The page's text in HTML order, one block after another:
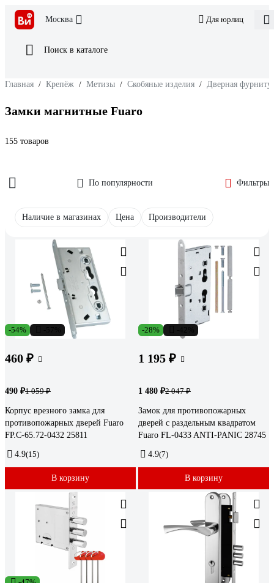
Москва Для юрлиц
Поиск в каталоге
Главная / Крепёж / Метизы / Скобяные изделия / Дверная
Замки магнитные Fuaro
155 товаров
По популярности Фильтры
Наличие в магазинах Цена Производители
-54%
460 ₽
490 ₽1 059 ₽
Корпус врезного замка для
противопожарных дверей Fuaro
FP.C-65.72-0432 25811
4.9(15)
В корзину
-28%
1 195 ₽
1 480 ₽2 047 ₽
Замок для противопожарных
дверей с раздельным квадратом
Fuaro FL-0433 ANTI-PANIC 28745
4.9(7)
В корзину